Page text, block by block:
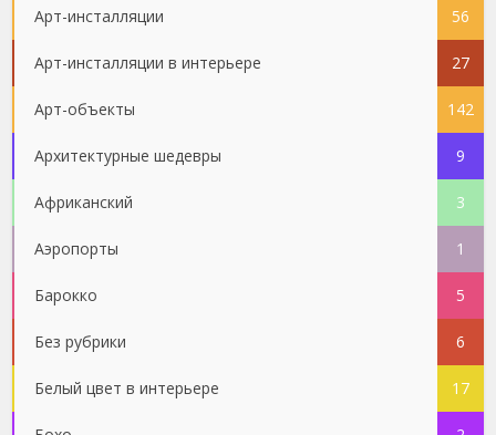
Арт-инсталляции 56
Арт-инсталляции в интерьере 27
Арт-объекты 142
Архитектурные шедевры 9
Африканский 3
Аэропорты 1
Барокко 5
Без рубрики 6
Белый цвет в интерьере 17